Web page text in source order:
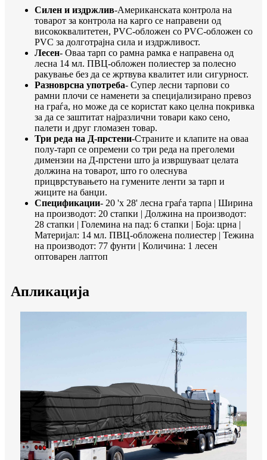
Силен и издржлив-Американската контрола на
товарот за контрола на карго се направени од
висококвалитетен, PVC-обложен со PVC-обложен со
PVC за долготрајна сила и издржливост.
Лесен- Оваа тарп со рамна рамка е направена од
лесна 14 мл. ПВЦ-обложен полиестер за полесно
ракување без да се жртвува квалитет или сигурност.
Разноврсна употреба- Супер лесни тарпови со
рамни плочи се наменети за специјализирано превоз
на граѓа, но може да се користат како целна покривка
за да се заштитат најразлични товари како сено,
палети и друг гломазен товар.
Три реда на Д-прстени-Страните и клапите на оваа
полу-тарп се опремени со три реда на преголеми
димензии на Д-прстени што ја извршуваат целата
должина на товарот, што го олеснува
прицврстувањето на гумените ленти за тарп и
жиците на банџи.
Спецификации- 20 'x 28' лесна граѓа тарпа | Ширина
на производот: 20 стапки | Должина на производот:
28 стапки | Големина на пад: 6 стапки | Боја: црна |
Материјал: 14 мл. ПВЦ-обложена полиестер | Тежина
на производот: 77 фунти | Количина: 1 лесен
оптоварен лаптоп
Апликација